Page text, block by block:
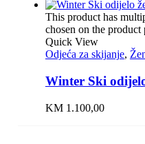
This product has
chosen on the product
Quick View
Odjeća za skijanje,
Winter Ski
KM1.100,00